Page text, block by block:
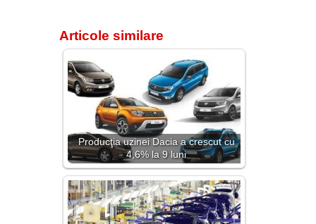
Articole similare
Producţia uzinei Dacia a crescut cu
4,6% la 9 luni